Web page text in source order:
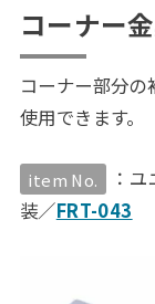
コーナー
コーナー部分
使用できます。
item No. ：
装／FRT-043